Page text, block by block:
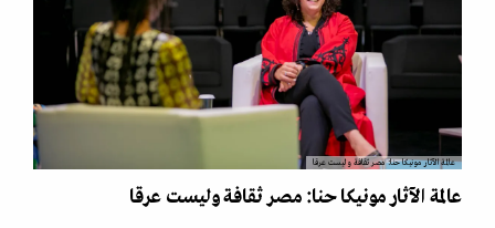
عالمة الآثار مونيكا حنا: مصر ثقافة وليست عرقا
عالمة الآثار مونيكا حنا: مصر ثقافة وليست عرقا